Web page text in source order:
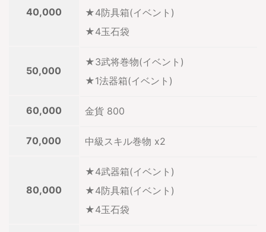
40,000
★4防具箱(イベント)
★4玉石袋
50,000
★3武将巻物(イベント)
★1法器箱(イベント)
60,000 金貨 800
70,000 中級スキル巻物 x2
80,000
★4武器箱(イベント)
★4防具箱(イベント)
★4玉石袋